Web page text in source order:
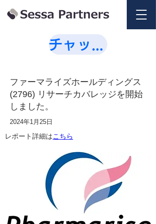
ファーマライズホールディングス
(2796) リサーチカバレッジを開始
しました。
2024年1月25日
レポート詳細はこちら